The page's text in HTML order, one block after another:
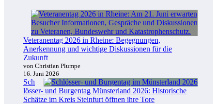
Veteranentag 2026 in Rheine: Begegnungen,
Anerkennung und wichtige Diskussionen für die
Zukunft
von Christian Plumpe
16. Juni 2026
Sch
lösser- und Burgentag Münsterland 2026: Historische
Schätze im Kreis Steinfurt öffnen ihre Tore